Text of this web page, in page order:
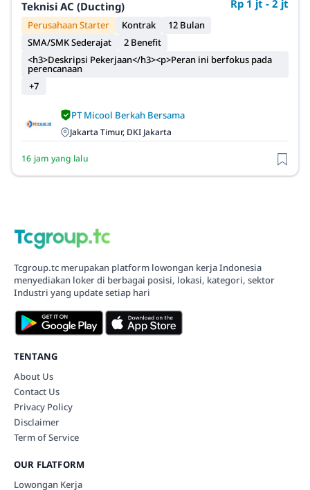
Teknisi AC (Ducting) Rp 1 jt - 2 jt
Perusahaan Starter Kontrak
12 Bulan
SMA/SMK Sederajat
2 Benefit
<h3>Deskripsi Pekerjaan</h3><p>Peran ini berfokus pada
perencanaan
+7
PT Micool Berkah Bersama
Jakarta Timur, DKI Jakarta
16 jam yang lalu
Tcgroup.tc merupakan platform lowongan kerja Indonesia
menyediakan loker di berbagai posisi, lokasi, kategori, sektor
Industri yang update setiap hari
TENTANG
About Us
Contact Us
Privacy Policy
Disclaimer
Term of Service
OUR FLATFORM
Lowongan Kerja